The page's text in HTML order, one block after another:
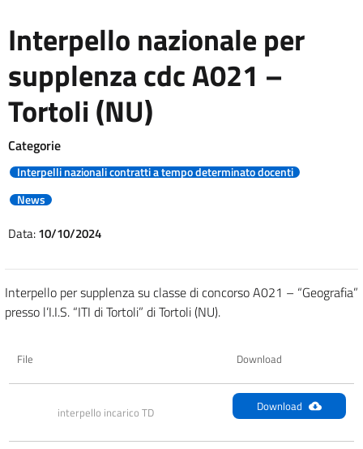
Interpello nazionale per
supplenza cdc A021 –
Tortoli (NU)
Categorie
Interpelli nazionali contratti a tempo determinato docenti
News
Data:10/10/2024
Interpello per supplenza su classe di concorso A021 – “Geografia”
presso l’I.I.S. “ITI di Tortoli” di Tortoli (NU).
File Download
interpello incarico TD Download